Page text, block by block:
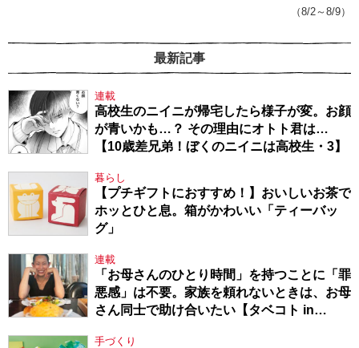
（8/2～8/9）
最新記事
連載
高校生のニイニが帰宅したら様子が変。お顔
が青いかも…？ その理由にオトト君は…
【10歳差兄弟！ぼくのニイニは高校生・3】
暮らし
【プチギフトにおすすめ！】おいしいお茶で
ホッとひと息。箱がかわいい「ティーバッ
グ」
連載
「お母さんのひとり時間」を持つことに「罪
悪感」は不要。家族を頼れないときは、お母
さん同士で助け合いたい【タベコト in
手づくり